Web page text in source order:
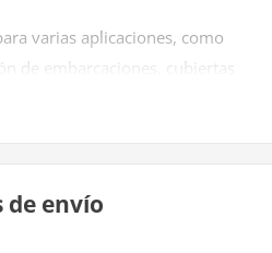
varias aplicaciones, como
de embarcaciones, cubiertas
poliéster
de envío